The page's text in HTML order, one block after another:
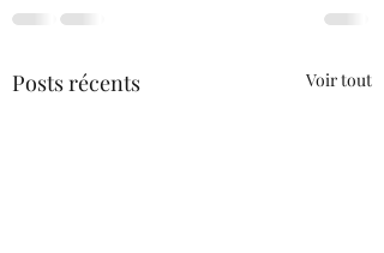
Posts récents Voir tout